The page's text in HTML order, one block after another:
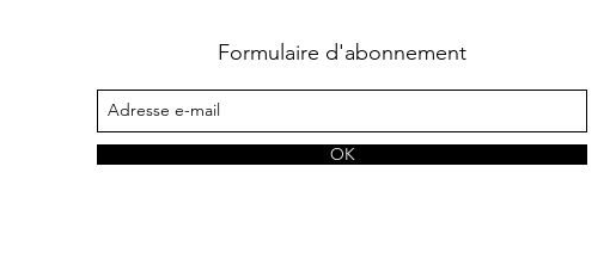
Formulaire d'abonnement
OK